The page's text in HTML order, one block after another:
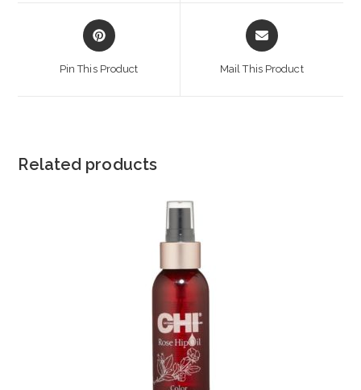
Opens
in
Pin This Product
Opens
in
Mail This Product
Related products